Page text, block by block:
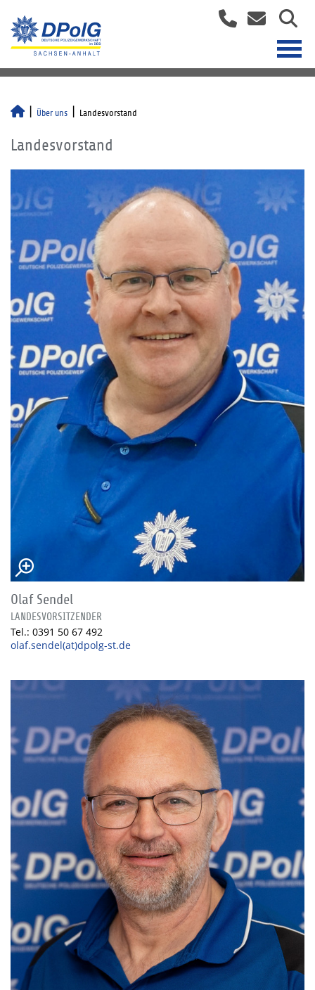
Über uns Landesvorstand
Landesvorstand
Olaf Sendel
LANDESVORSITZENDER
Tel.: 0391 50 67 492
olaf.sendel(at)dpolg-st.de